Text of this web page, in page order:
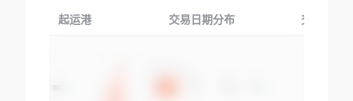
起运港 交易日期分布 交易产品